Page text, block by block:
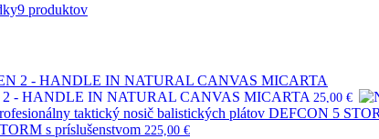
9 produktov
- HANDLE IN NATURAL CANVAS MICARTA 25,00 €
s príslušenstvom 225,00 €